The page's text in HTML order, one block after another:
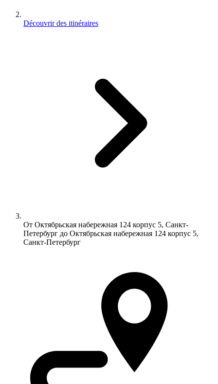
Découvrir des itinéraires
От Октябрьская набережная 124 корпус 5, Санкт-
Петербург до Октябрьская набережная 124 корпус 5,
Санкт-Петербург